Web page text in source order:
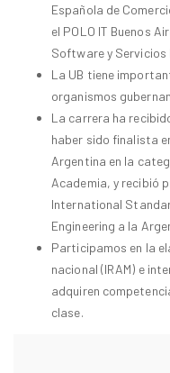
Española de
el POLO IT Buenos
Software y Servicios
La UB tiene
organismos
La carrera ha
haber sido finalista
Argentina en la
Academia, y recibió
International
Engineering a la
Participamos en la
nacional (IRAM) e
adquiren
clase.